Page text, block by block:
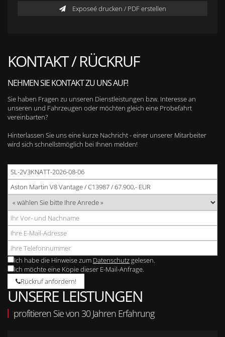
Exposeé drucken / PDF erstellen
KONTAKT / RÜCKRUF
NEHMEN SIE KONTAKT ZU UNS AUF!
Sie haben Fragen zu unseren Dienstleistungen bzw. Interesse an
unseren und Fahrzeugen oder möchten gleich eine Probefahrt
vereinbarten?
Hinterlassen Sie uns eine kurze Nachricht - einer unserer Mitarbeiter
wird sich schnellstmöglich bei Ihnen melden!
Ich habe die Hinweise zum Datenschutzgelesen.
Ich möchte eine Kopie dieser E-Mail-Anfrage.
Rückruf anfordern!
UNSERE LEISTUNGEN
profitieren Sie von 30 Jahren Erfahrung